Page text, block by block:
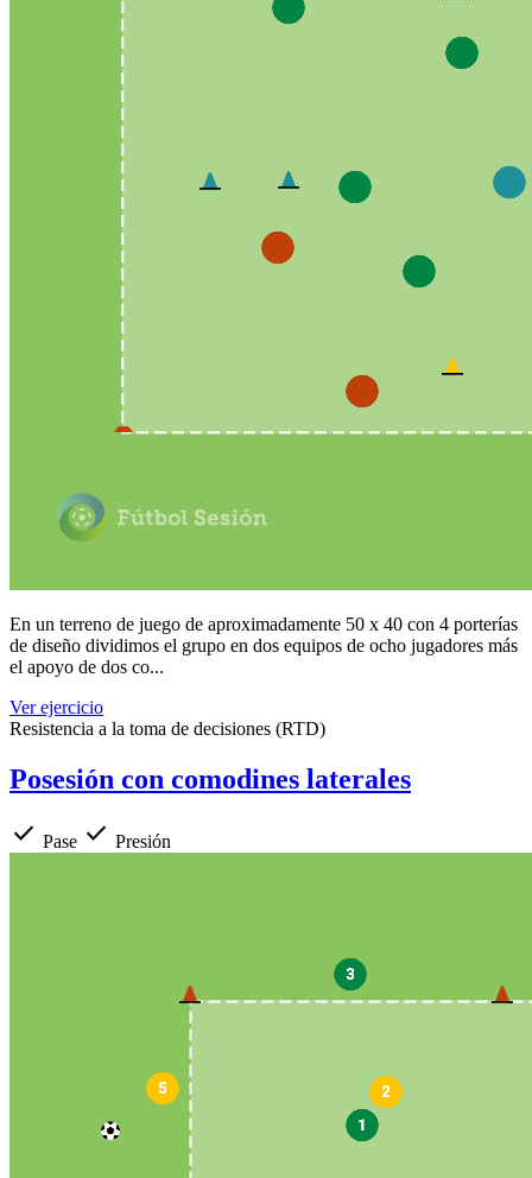
En un terreno de juego de aproximadamente 50 x 40 con 4 porterías
de diseño dividimos el grupo en dos equipos de ocho jugadores más
el apoyo de dos co...
Ver ejercicio
Resistencia a la toma de decisiones (RTD)
Posesión con comodines laterales
check Pase check Presión